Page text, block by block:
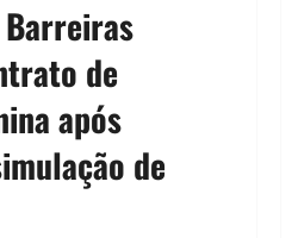
de
após
de